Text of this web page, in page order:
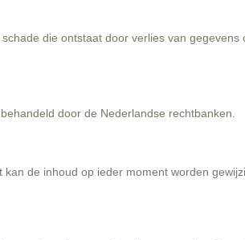
die ontstaat door verlies van gegevens
door de Nederlandse rechtbanken.
de inhoud op ieder moment worden